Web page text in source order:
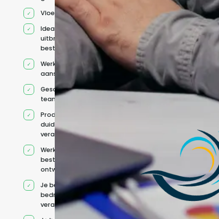
Vloeiend Engels
Ideaal voor het
uitbreiden van
bestaande capaciteit
Werkt onder jouw
aansturing
Geschikt voor hybride
teams
Productcontext en
duidelijke
verantwoordelijkheden
Werkt binnen jouw
bestaande
ontwikkelteam
Je behoudt jouw
bedrijfs- en IT-
verantwoordelijkheden